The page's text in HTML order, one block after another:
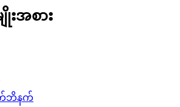
းအစား
ဘိနက်